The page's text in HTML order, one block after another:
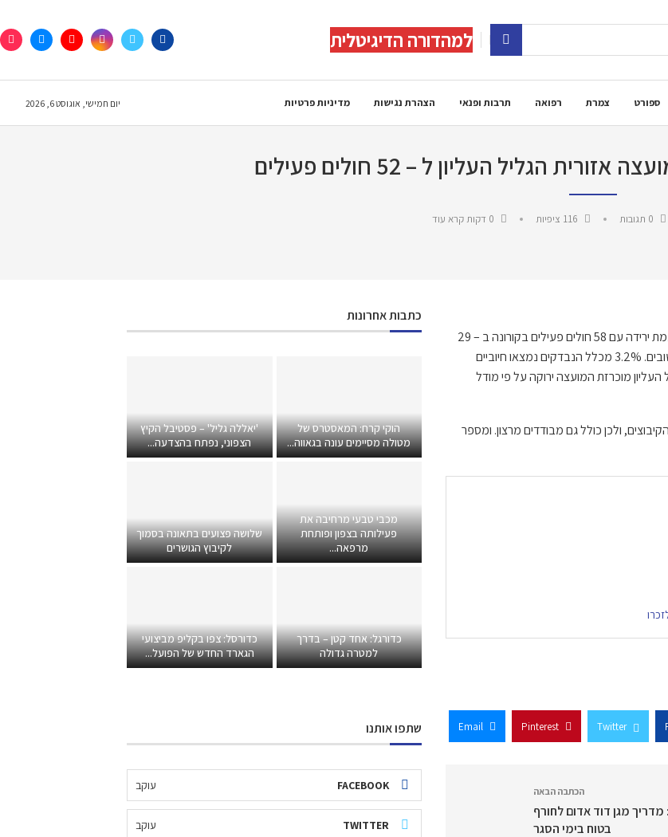
למהדורה הדיגיטלית
ספורט צמרת רפואה תרבות ופנאי הצהרת נגישות מדיניות פרטיות יום חמישי, אוגוסט 6, 2026
הגליל העליון ל – 52 חולים פעילים
116 ציפיות
מועצה אזורית הגליל העליון מעדכנים היום (רביעי, 13/1) כי מספרי החולים בקורונה במגמת ירידה עם 58 חולים פעילים בקורונה ב – 29
יישובי המועצה. כמו כן, גם מספר המבודדים במגמת ירידה עם 726 מבודדים בכלל היישובים. 3.2% מכלל הנבדקים נמצאו חיוביים
העליון מוכרזת המועצה ירוקה על פי מודל
ולכן כולל גם מבודדים מרצון. ומספר
Twitter
Pinterest
Email
הכתבה הבאה
מדריך מגן דוד אדום לחורף
בטוח בימי הסגר
כתבות אחרונות
הוקי קרח: המאסטרס של
מטולה מסיימים עונה בגאווה...
'יאללה גליל' – פסטיבל הקיץ
הצפוני, נפתח בהצדעה...
מכבי טבעי מרחיבה את
פעילותה בצפון ופותחת
מרפאה...
שלושה פצועים בתאונה בסמוך
לקיבוץ הגושרים
כדורגל: אחד קטן – בדרך
למטרה גדולה
כדורסל: צפו בקליפ מביצועי
הגארד החדש של הפועל...
שתפו אותנו
FACEBOOK עוקב
TWITTER עוקב